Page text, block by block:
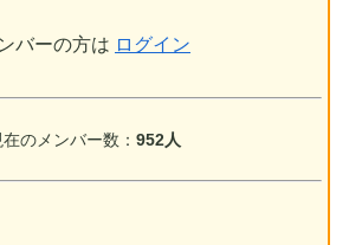
バーの方は ログイン
のメンバー数： 952人